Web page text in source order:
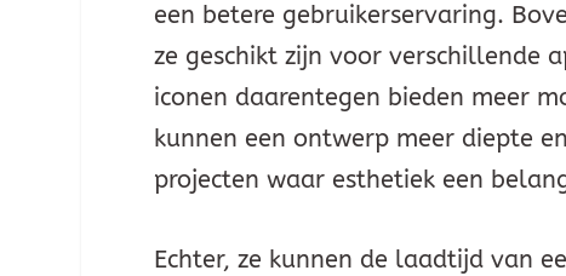
een betere gebruikerservaring.
ze geschikt zijn voor verschillende
iconen daarentegen bieden meer
kunnen een ontwerp meer diepte
projecten waar esthetiek een
Echter, ze kunnen de laadtijd van